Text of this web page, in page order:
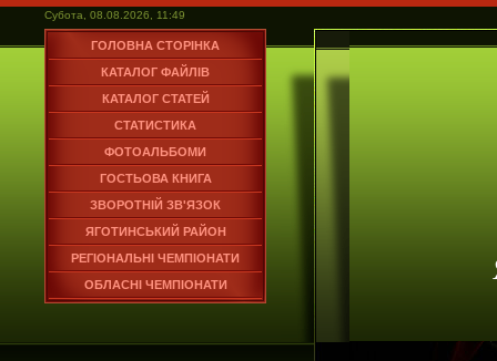
Субота, 08.08.2026, 11:49
ГОЛОВНА СТОРІНКА
КАТАЛОГ ФАЙЛІВ
КАТАЛОГ СТАТЕЙ
СТАТИСТИКА
ФОТОАЛЬБОМИ
ГОСТЬОВА КНИГА
ЗВОРОТНІЙ ЗВ'ЯЗОК
ЯГОТИНСЬКИЙ РАЙОН
РЕГІОНАЛЬНІ ЧЕМПІОНАТИ
ОБЛАСНІ ЧЕМПІОНАТИ